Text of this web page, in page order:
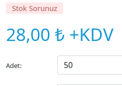
Stok Sorunuz
28,00 ₺ +KDV
Adet: